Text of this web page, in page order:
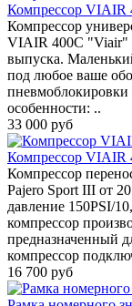
Компрессор VIAIR
Компрессор
VIAIR 400С "Viair"
выпуска.
под любое ваше
особенности: ..
33 000 руб
Компрессор VIAIR
Компрессор
Pajero Sport III от
давление 150PSI/
компрессор
предназначенный
компрессор
16 700 руб